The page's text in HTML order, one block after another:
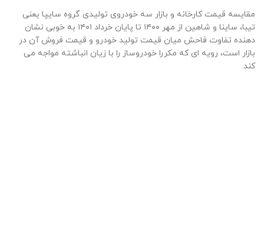
مقایسه قیمت کارخانه و بازار سه خودروی تولیدی گروه سایپا یعنی
تیبا، ساینا و شاهین از مهر ۱۴۰۰ تا پایان خرداد ۱۴۰۱ به خوبی نشان
دهنده تفاوت فاحش میان قیمت تولید خودرو و قیمت فروش آن در
بازار است، رویه ای که مکررا خودروساز را با زیان انباشته مواجه می
کند.